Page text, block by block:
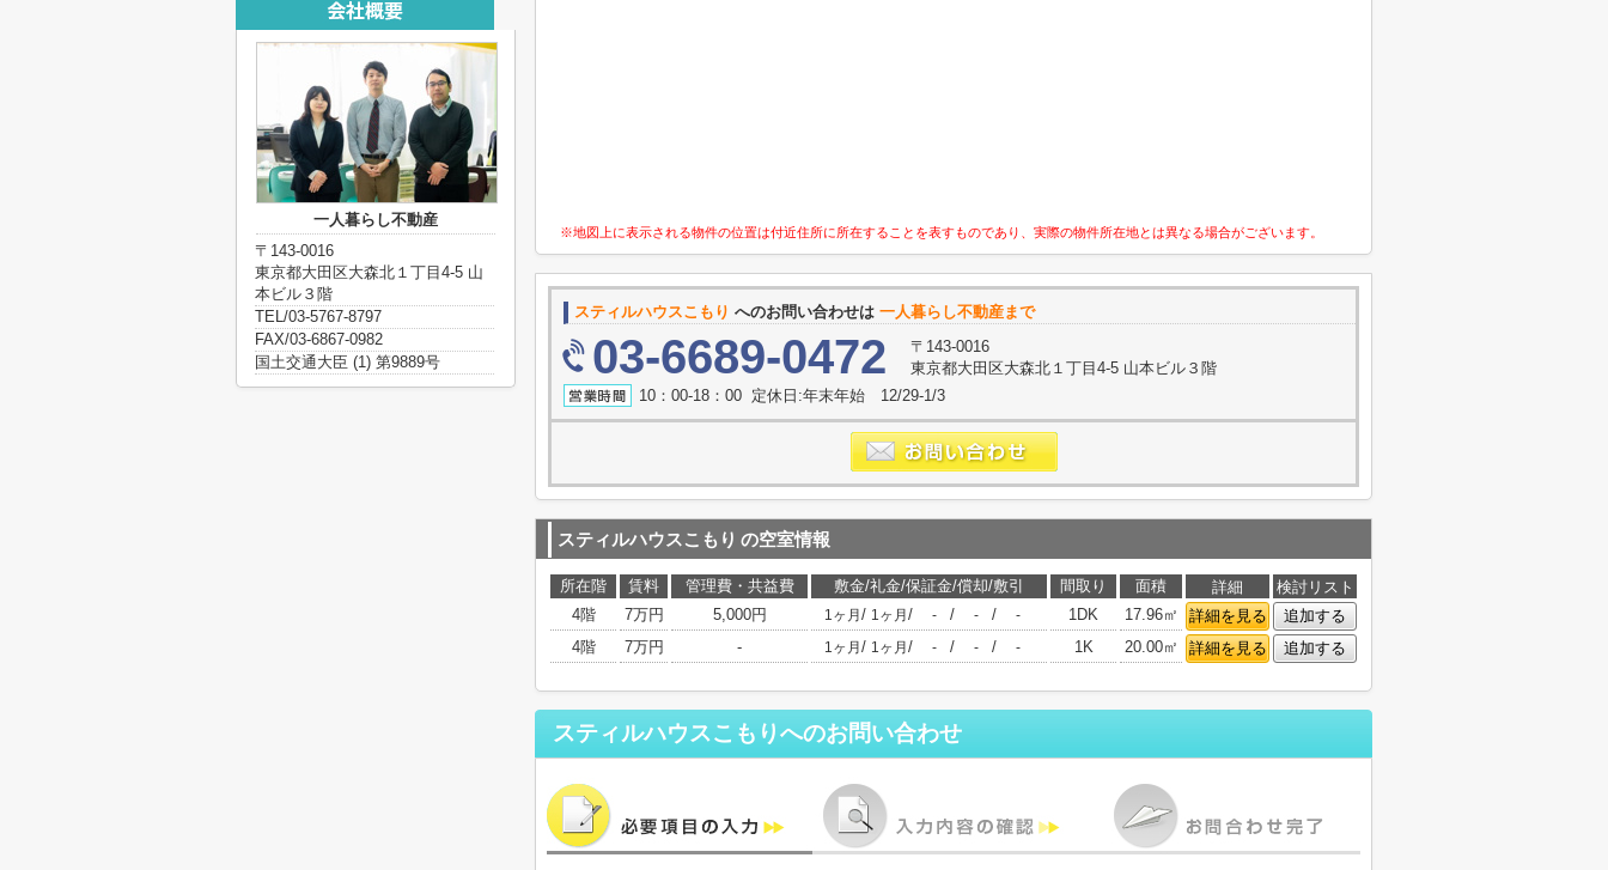
※地図上に表示される物件の位置は付近住所に所在することを表すものであり、実際の物件所在地とは異なる場合がございます。
スティルハウスこもり へのお問い合わせは 一人暮らし不動産まで
03-6689-0472
〒143-0016
東京都大田区大森北１丁目4-5 山本ビル３階
10：00-18：00 定休日:年末年始 12/29-1/3
スティルハウスこもり の空室情報
所在階 賃料 管理費・共益費 敷金/礼金/保証金/償却/敷引 間取り 面積 詳細
検討リスト
4階
7万円 5,000円 1ヶ月 / 1ヶ月 / - / - / - 1DK 17.96㎡ 詳細を見る
追加する
4階
7万円 - 1ヶ月 / 1ヶ月 / - / - / - 1K 20.00㎡ 詳細を見る 追加する
スティルハウスこもりへのお問い合わせ
一人暮らし不動産
〒143-0016
東京都大田区大森北１丁目4-5 山
本ビル３階
TEL/03-5767-8797
FAX/03-6867-0982
国土交通大臣 (1) 第9889号